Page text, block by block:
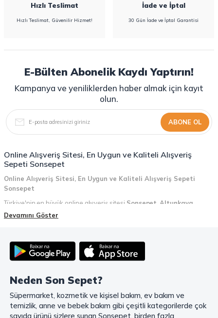
Hızlı Teslimat
Hızlı Teslimat, Güvenilir Hizmet!
İade ve İptal
30 Gün İade ve İptal Garantisi
E-Bülten Abonelik Kaydı Yaptırın!
Kampanya ve yeniliklerden haber almak için kayıt
olun.
ABONE OL
Online Alışveriş Sitesi, En Uygun ve Kaliteli Alışveriş
Sepeti Sonsepet
Online Alışveriş Sitesi, En Uygun ve Kaliteli Alışveriş Sepeti
Sonsepet
Türkiye'nin en büyük online alışveriş sitesi Sonsepet Altunkaya
Holdinggüvencesiyle hizmet vermektedir! Sonsepet, online alışveriş
teslimat ve güvenli ödeme seçenekleriyle, alışveriş yaparken
zamanınızı ve paranızı en verimli şekilde kullanırsınız.
Mahmood Coffee ile Kahve Keyfinizi Sonsepet'te Yaşayın!
Mahmood Coffee markasının eşsiz lezzetleriyle tanışın ve kahve
keyfinizi doruklara çıkarın. Filtre ve çekirdek kahve, kapsül kahve,
granül kahve, gold kahve, klasik kahve ve Türk kahvesi gibi birbirinden
Devamını Göster
Neden Son Sepet?
Süpermarket, kozmetik ve kişisel bakım, ev bakım ve
temizlik, anne ve bebek bakım gibi çeşitli kategorilerde çok
sayıda ürünü sizlere sunan Sonsepet, birden fazla